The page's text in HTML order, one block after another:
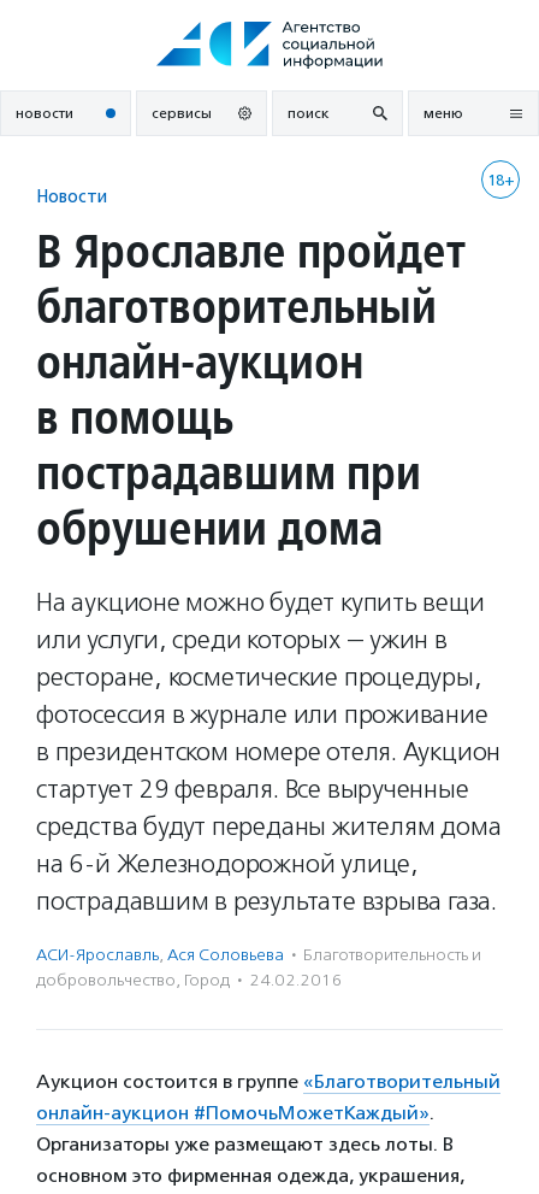
новости сервисы поиск меню
18+
Новости
В Ярославле пройдет
благотворительный
онлайн-аукцион
в помощь
пострадавшим при
обрушении дома
На аукционе можно будет купить вещи
или услуги, среди которых — ужин в
ресторане, косметические процедуры,
фотосессия в журнале или проживание
в президентском номере отеля. Аукцион
стартует 29 февраля. Все вырученные
средства будут переданы жителям дома
на 6-й Железнодорожной улице,
пострадавшим в результате взрыва газа.
АСИ-Ярославль, Ася Соловьева · Благотвори­тель­ность и
доброволь­чест­во, Город · 24.02.2016
Аукцион состоится в группе «Благотворительный
онлайн-аукцион #ПомочьМожетКаждый».
Организаторы уже размещают здесь лоты. В
основном это фирменная одежда, украшения,